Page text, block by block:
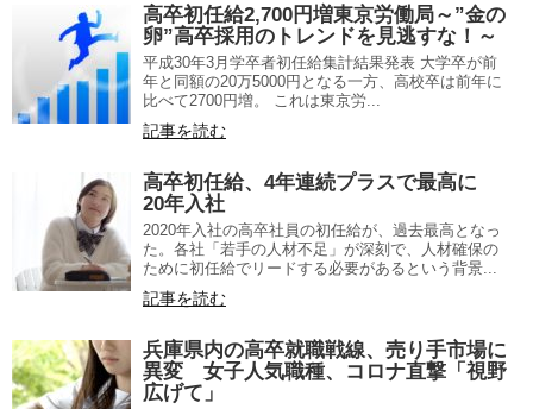
高卒初任給2,700円増東京労働局～”金の
卵”高卒採用のトレンドを見逃すな！～
平成30年3月学卒者初任給集計結果発表 大学卒が前
年と同額の20万5000円となる一方、高校卒は前年に
比べて2700円増。 これは東京労...
記事を読む
高卒初任給、4年連続プラスで最高に
20年入社
2020年入社の高卒社員の初任給が、過去最高となっ
た。各社「若手の人材不足」が深刻で、人材確保の
ために初任給でリードする必要があるという背景...
記事を読む
兵庫県内の高卒就職戦線、売り手市場に
異変 女子人気職種、コロナ直撃「視野
広げて」